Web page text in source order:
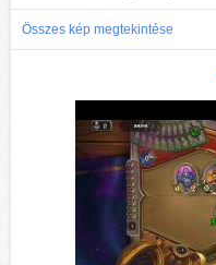
Összes kép megtekintése